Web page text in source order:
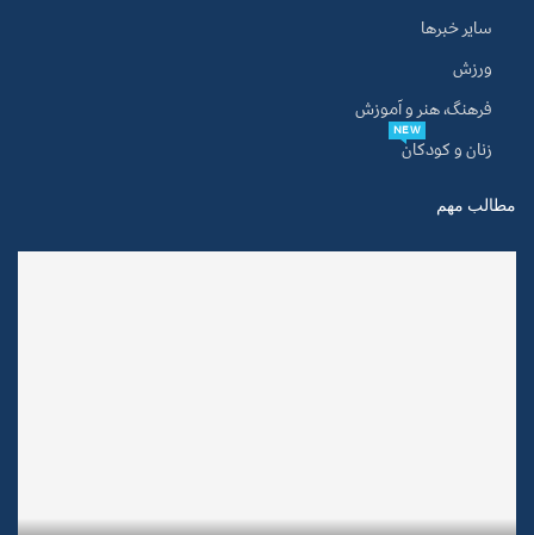
سایر خبرها
ورزش
فرهنگ، هنر و آموزش
زنان و کودکان
NEW
مطالب مهم